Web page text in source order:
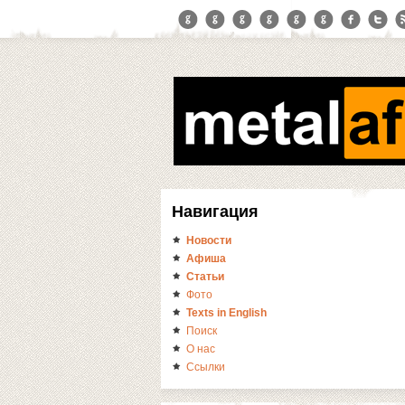
Навигация
Новости
Афиша
Статьи
Фото
Texts in English
Поиск
О нас
Ссылки